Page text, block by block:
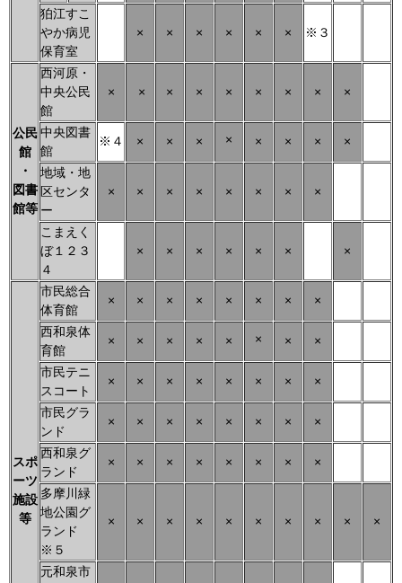
狛江すこ
やか病児
保育室
× × × × × × ※３
公民
館
・
図書
館等
西河原・
中央公民
館
× × × × × × × × ×
中央図書
館
※４ × × × × × × × ×
地域・地
区センタ
ー
× × × × × × × ×
こまえく
ぼ１２３
４
× × × × × × ×
スポ
ーツ
施設
等
市民総合
体育館
× × × × × × × ×
西和泉体
育館
× × × × × × × ×
市民テニ
スコート
× × × × × × × ×
市民グラ
ンド
× × × × × × × ×
西和泉グ
ランド
× × × × × × × ×
多摩川緑
地公園グ
ランド
※５
× × × × × × × × × ×
元和泉市